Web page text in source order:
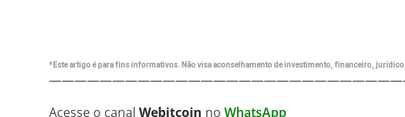
*Este artigo é para fins informativos. Não visa aconselhamento de investimento, financeiro,
Acesse o canal Webitcoin no WhatsApp